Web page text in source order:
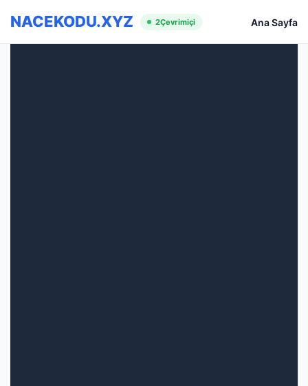
NACEKODU.XYZ 2Çevrimiçi Ana Sayfa